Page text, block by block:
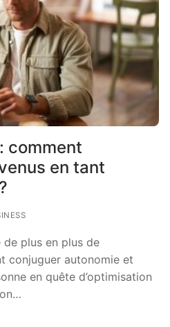
comment
en tant
plus en plus de
conjuguer autonomie et
en quête d’optimisation